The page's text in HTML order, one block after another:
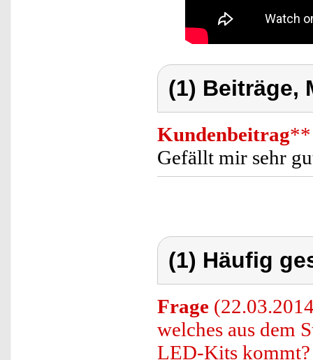
(1) Beiträge,
Kundenbeitrag**
Gefällt mir sehr
(1) Häufig
Frage
welches aus dem
LED-Kits kommt?